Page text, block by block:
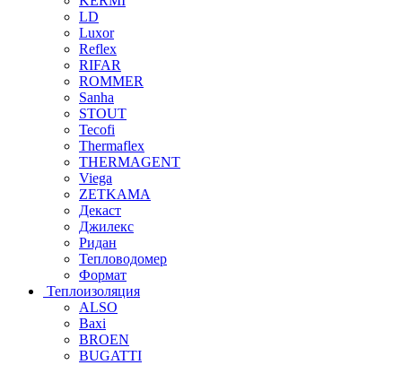
LD
Luxor
Reflex
RIFAR
ROMMER
Sanha
STOUT
Tecofi
Thermaflex
THERMAGENT
Viega
ZETKAMA
Декаст
Джилекс
Ридан
Тепловодомер
Формат
Теплоизоляция
ALSO
Baxi
BROEN
BUGATTI